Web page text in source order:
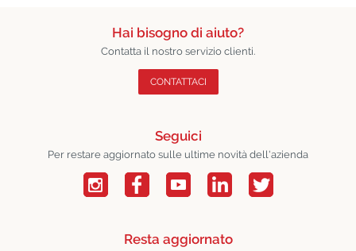
Hai bisogno di aiuto?
Contatta il nostro servizio clienti.
CONTATTACI
Seguici
Per restare aggiornato sulle ultime novità dell'azienda
Resta aggiornato